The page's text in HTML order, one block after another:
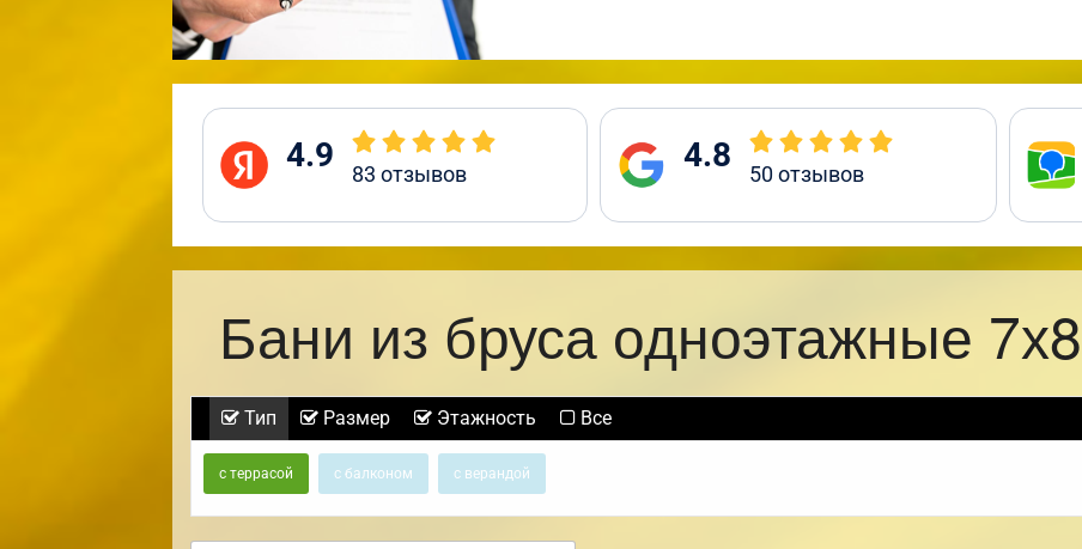
4.9 83 отзывов 4.8 50отзывов
Бани из бруса одноэтажные
Тип Размер Этажность Все
с террасой с балконом с верандой